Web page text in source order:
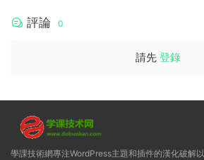
評論 0
請先 登錄
學課技術網專注WordPress主題和插件的漢化破解